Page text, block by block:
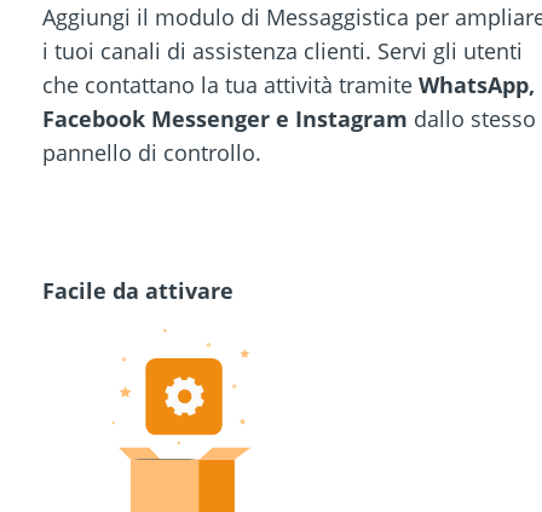
Aggiungi il modulo di Messaggistica per
i tuoi canali di assistenza clienti. Servi gli utenti
che contattano la tua attività tramite WhatsApp,
Facebook Messenger e Instagram dallo stesso
pannello di controllo.
Facile da attivare